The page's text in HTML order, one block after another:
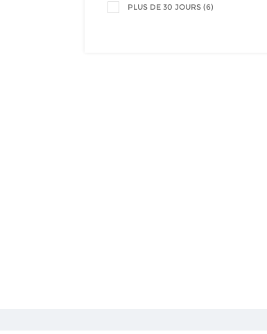
PLUS DE 30 JOURS (6)